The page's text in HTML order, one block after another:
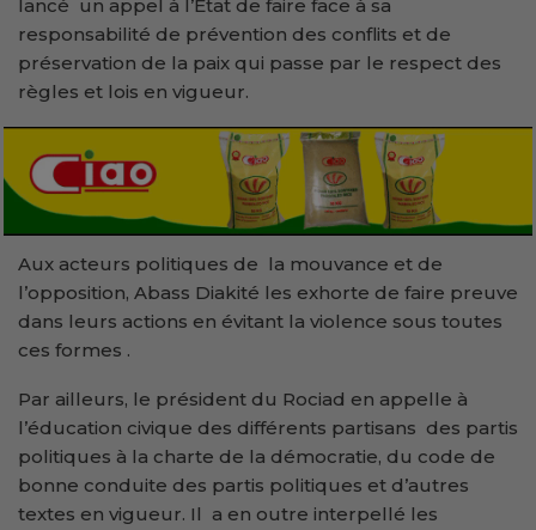
lancé un appel à l’Etat de faire face à sa
responsabilité de prévention des conflits et de
préservation de la paix qui passe par le respect des
règles et lois en vigueur.
Aux acteurs politiques de la mouvance et de
l’opposition, Abass Diakité les exhorte de faire preuve
dans leurs actions en évitant la violence sous toutes
ces formes .
Par ailleurs, le président du Rociad en appelle à
l’éducation civique des différents partisans des partis
politiques à la charte de la démocratie, du code de
bonne conduite des partis politiques et d’autres
textes en vigueur. Il a en outre interpellé les